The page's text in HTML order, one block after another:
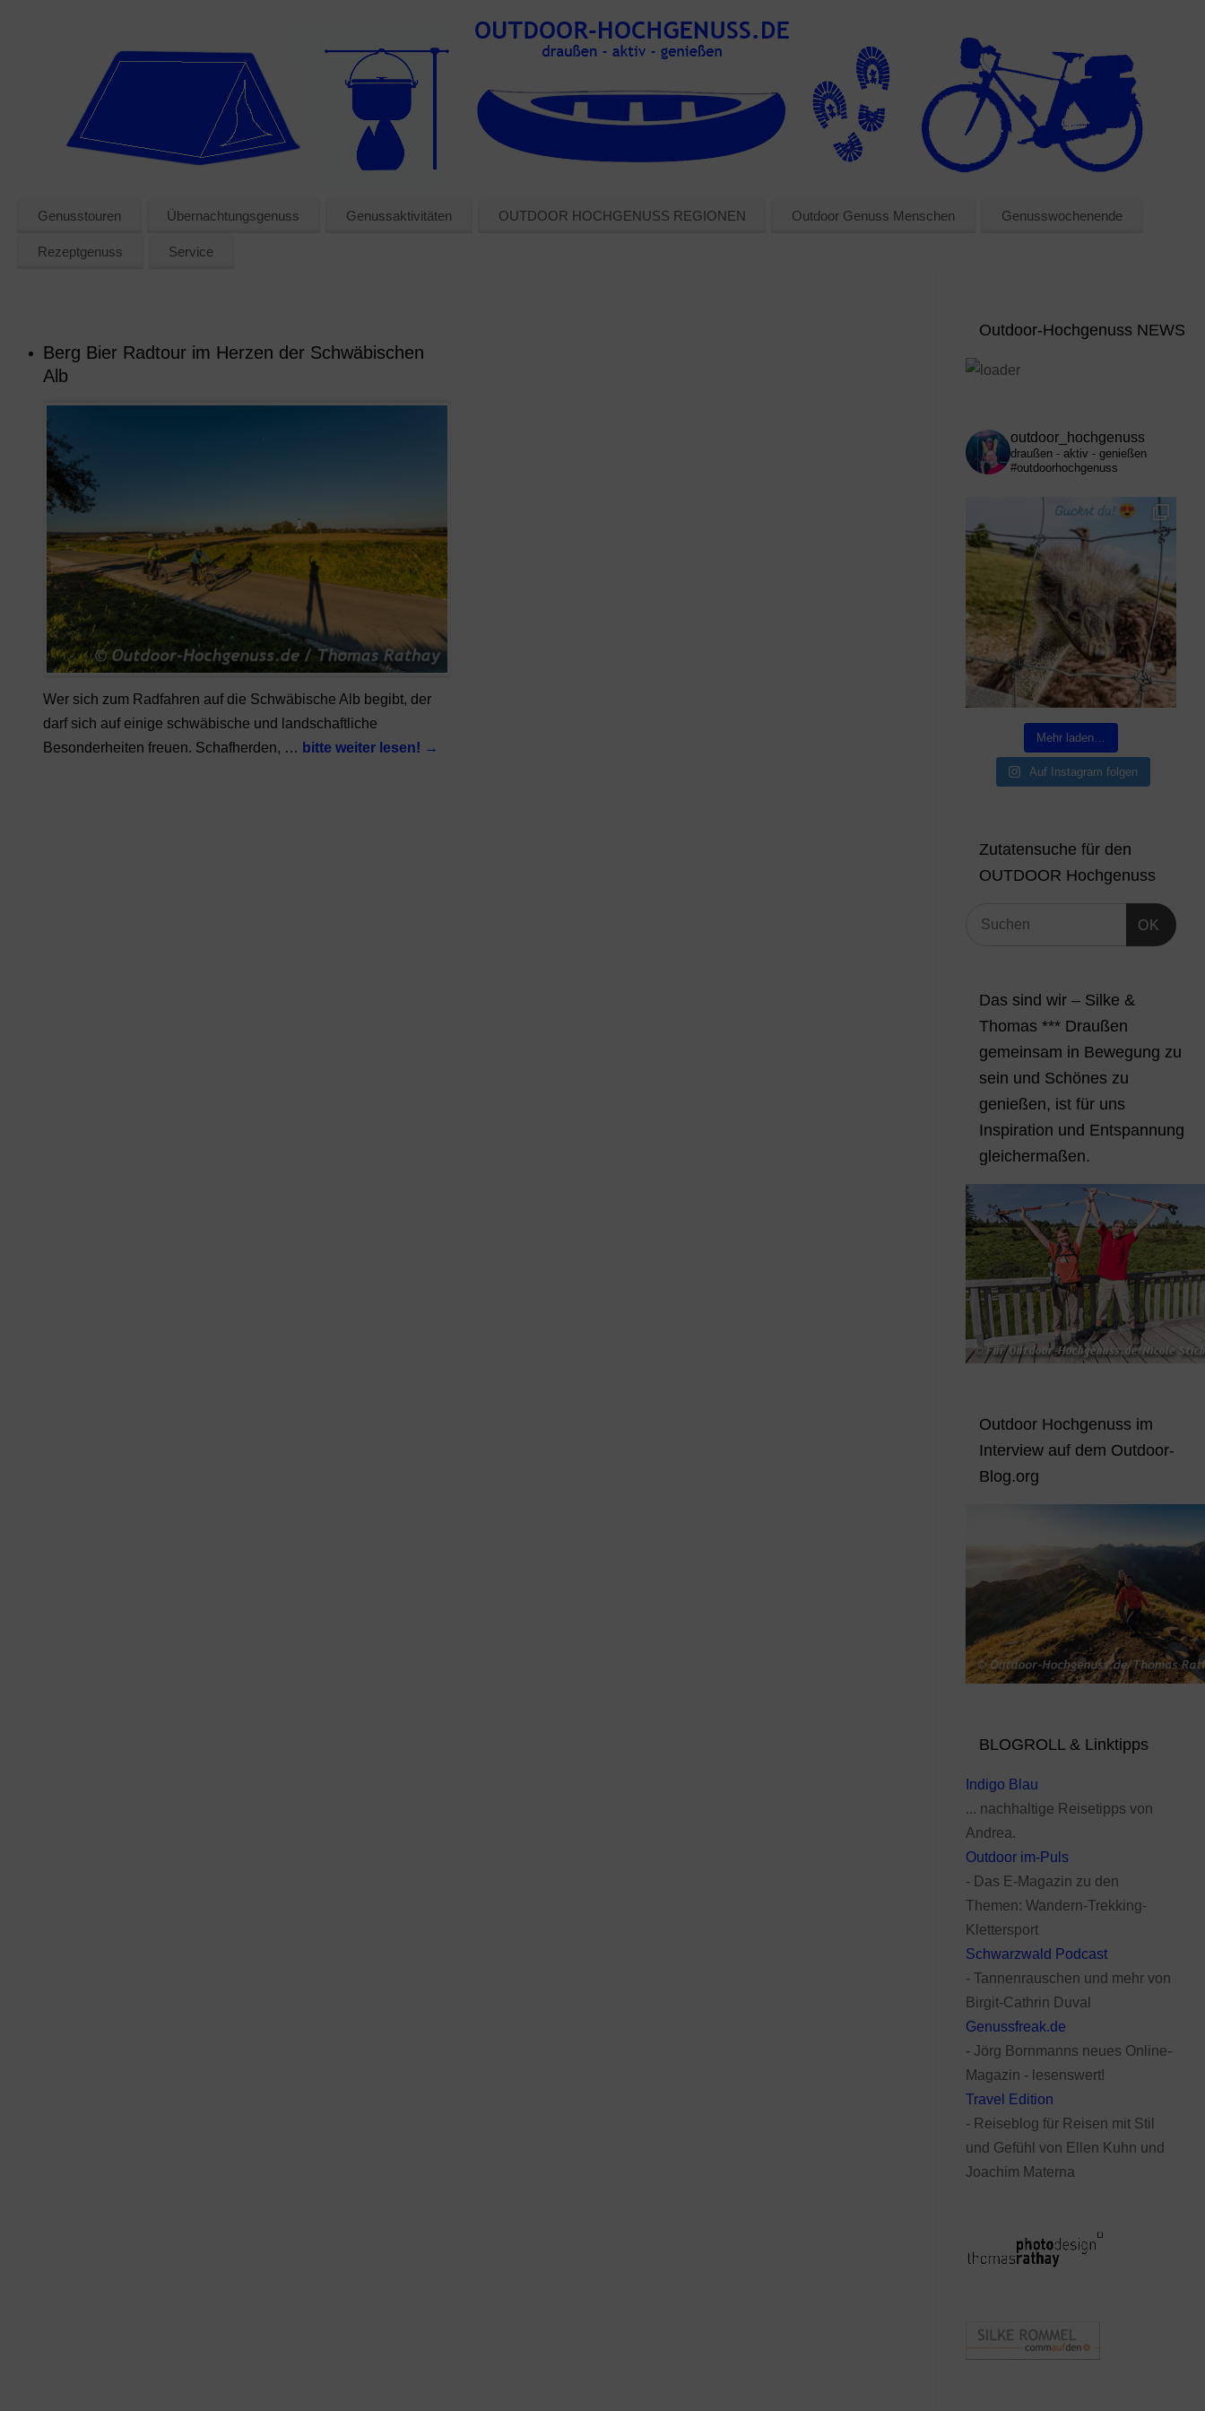
Genusstouren Übernachtungsgenuss Genussaktivitäten OUTDOOR HOCHGENUSS REGIONEN Outdoor Genuss Menschen Genusswochenende
Rezeptgenuss Service
Berg Bier Radtour im Herzen der Schwäbischen
Alb
Wer sich zum Radfahren auf die Schwäbische Alb begibt, der
darf sich auf einige schwäbische und landschaftliche
Besonderheiten freuen. Schafherden, … bitte weiter lesen! →
Outdoor-Hochgenuss NEWS
outdoor_hochgenuss
draußen - aktiv - genießen
#outdoorhochgenuss
Mehr laden…
Auf Instagram folgen
Zutatensuche für den
OUTDOOR Hochgenuss
OK
Das sind wir – Silke &
Thomas *** Draußen
gemeinsam in Bewegung zu
sein und Schönes zu
genießen, ist für uns
Inspiration und Entspannung
gleichermaßen.
Outdoor Hochgenuss im
Interview auf dem Outdoor-
Blog.org
BLOGROLL & Linktipps
Indigo Blau
... nachhaltige Reisetipps von
Andrea.
Outdoor im-Puls
- Das E-Magazin zu den
Themen: Wandern-Trekking-
Klettersport
Schwarzwald Podcast
- Tannenrauschen und mehr von
Birgit-Cathrin Duval
Genussfreak.de
- Jörg Bornmanns neues Online-
Magazin - lesenswert!
Travel Edition
- Reiseblog für Reisen mit Stil
und Gefühl von Ellen Kuhn und
Joachim Materna